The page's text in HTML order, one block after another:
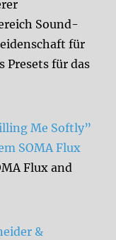
Sound-
für
Presets für das
Me Softly”
SOMA Flux
Flux and
&